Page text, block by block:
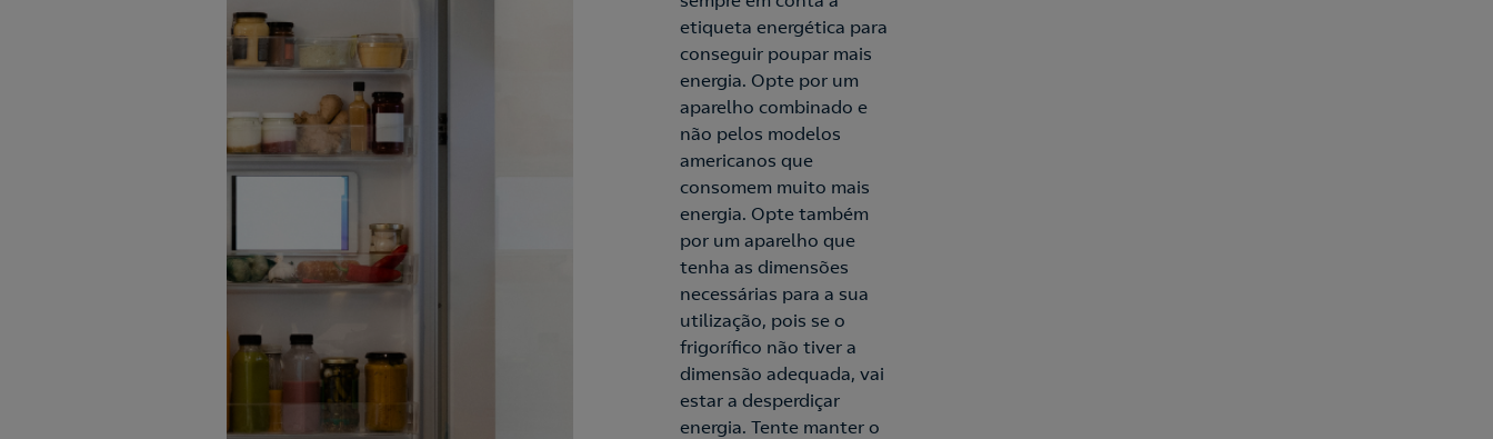
etiqueta energética para
conseguir poupar mais
energia. Opte por um
aparelho combinado e
não pelos modelos
americanos que
consomem muito mais
energia. Opte também
por um aparelho que
tenha as dimensões
necessárias para a sua
utilização, pois se o
frigorífico não tiver a
dimensão adequada, vai
estar a desperdiçar
energia. Tente manter o